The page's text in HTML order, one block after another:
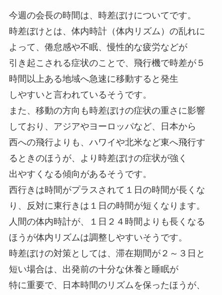
今週の会長の時間は、時差ぼけについてです。
時差ぼけとは、体内時計（体内リズム）の乱れに
よって、倦怠感や不眠、慢性的な疲労などが
引き起こされる症状のことで、飛行機で時差が５
時間以上ある地域へ急速に移動すると発生
しやすいと言われているそうです。
また、移動の方向も時差ぼけの症状の重さに影響
しており、アジアやヨーロッパなど、日本から
西への飛行よりも、ハワイや北米など東へ飛行す
るときのほうが、より時差ぼけの症状が強く
出やすくなる傾向があるそうです。
西行きは時間がプラスされて１日の時間が長くな
り、反対に東行きは１日の時間が短くなります。
人間の体内時計が、１日２４時間よりも長くなる
ほうが体内リズムは調整しやすいそうです。
時差ぼけの対策としては、滞在期間が２～３日と
短い場合は、出発前の十分な休養と睡眠が
特に重要で、日本時間のリズムを保ったほうが、